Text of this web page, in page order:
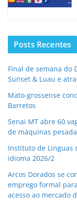
Posts Recentes
Final de semana do
Sunset & Luau e
Mato-grossense
Barretos
Senai MT abre 60
de máquinas
Instituto de Linguas
idioma 2026/2
Arcos Dorados se
emprego formal
acesso ao mercado